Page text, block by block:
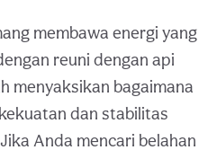
membawa energi yang
reuni dengan api
menyaksikan bagaimana
dan stabilitas
Anda mencari belahan